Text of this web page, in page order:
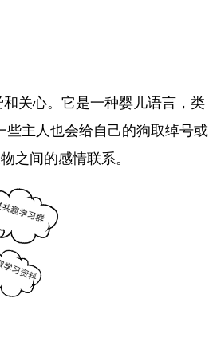
关心。它是一种婴儿语言，类
主人也会给自己的狗取绰号或
之间的感情联系。